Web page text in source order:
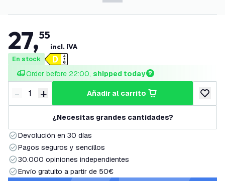
27,55
incl. IVA
En stock
Order before 22:00, shipped today
Disminuir cantidad
- Aumentar cantidad
+ añadir al carrito
añadir
¿Necesitas grandes cantidades?
Devolución en 30 días
Pagos seguros y sencillos
30.000 opiniones independientes
Envío gratuito a partir de 50€